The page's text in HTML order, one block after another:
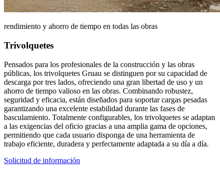
rendimiento y ahorro de tiempo en todas las obras
Trivolquetes
Pensados para los profesionales de la construcción y las obras
públicas, los trivolquetes Gruau se distinguen por su capacidad de
descarga por tres lados, ofreciendo una gran libertad de uso y un
ahorro de tiempo valioso en las obras. Combinando robustez,
seguridad y eficacia, están diseñados para soportar cargas pesadas
garantizando una excelente estabilidad durante las fases de
basculamiento. Totalmente configurables, los trivolquetes se adaptan
a las exigencias del oficio gracias a una amplia gama de opciones,
permitiendo que cada usuario disponga de una herramienta de
trabajo eficiente, duradera y perfectamente adaptada a su día a día.
Solicitud de información